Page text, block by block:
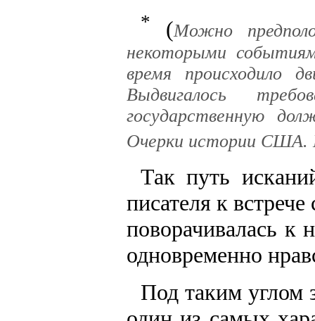
* (Можно
некоторыми
время происходило
Выдвигалось
государственную
Очерки истории США.
Так путь
писателя к
поворачивалась к
одновременно
Под таким углом